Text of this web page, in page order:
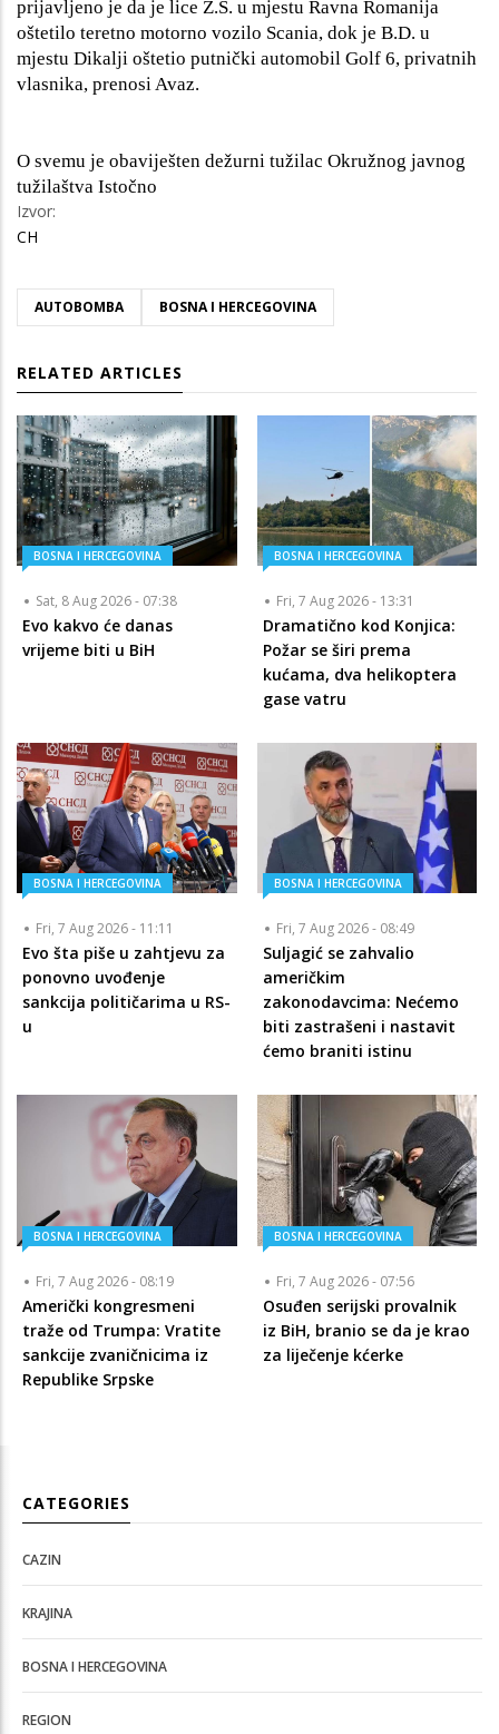
prijavljeno je da je lice Z.S. u mjestu Ravna Romanija
oštetilo teretno motorno vozilo Scania, dok je B.D. u
mjestu Dikalji oštetio putnički automobil Golf 6, privatnih
vlasnika, prenosi Avaz.
O svemu je obaviješten dežurni tužilac Okružnog javnog
tužilaštva Istočno
Izvor:
CH
AUTOBOMBA BOSNA I HERCEGOVINA
RELATED ARTICLES
BOSNA I HERCEGOVINA
Sat, 8 Aug 2026 - 07:38
Evo kakvo će danas
vrijeme biti u BiH
BOSNA I HERCEGOVINA
Fri, 7 Aug 2026 - 13:31
Dramatično kod Konjica:
Požar se širi prema
kućama, dva helikoptera
gase vatru
BOSNA I HERCEGOVINA
Fri, 7 Aug 2026 - 11:11
Evo šta piše u zahtjevu za
ponovno uvođenje
sankcija političarima u RS-
u
BOSNA I HERCEGOVINA
Fri, 7 Aug 2026 - 08:49
Suljagić se zahvalio
američkim
zakonodavcima: Nećemo
biti zastrašeni i nastavit
ćemo braniti istinu
BOSNA I HERCEGOVINA
Fri, 7 Aug 2026 - 08:19
Američki kongresmeni
traže od Trumpa: Vratite
sankcije zvaničnicima iz
Republike Srpske
BOSNA I HERCEGOVINA
Fri, 7 Aug 2026 - 07:56
Osuđen serijski provalnik
iz BiH, branio se da je krao
za liječenje kćerke
CATEGORIES
CAZIN
KRAJINA
BOSNA I HERCEGOVINA
REGION